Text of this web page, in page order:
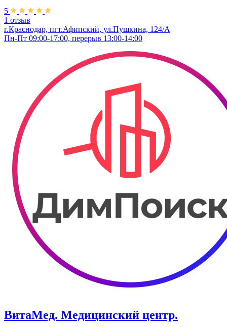
5
1 отзыв
г.Краснодар, пгт.Афипский, ул.Пушкина, 124/А
Пн-Пт 09:00-17:00, перерыв 13:00-14:00
ВитаМед. Медицинский центр.